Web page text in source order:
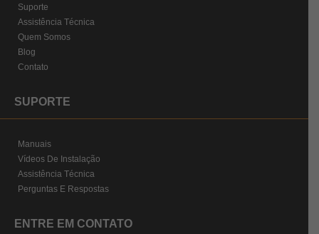
Suporte
Assistência Técnica
Quem Somos
Blog
Contato
SUPORTE
Manuais
Vídeos De Instalação
Assistência Técnica
Perguntas E Respostas
ENTRE EM CONTATO